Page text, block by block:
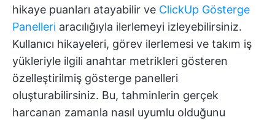
hikaye puanları atayabilir ve ClickUp Gösterge
Panelleri aracılığıyla ilerlemeyi izleyebilirsiniz.
Kullanıcı hikayeleri, görev ilerlemesi ve takım iş
yükleriyle ilgili anahtar metrikleri gösteren
özelleştirilmiş gösterge panelleri
oluşturabilirsiniz. Bu, tahminlerin gerçek
harcanan zamanla nasıl uyumlu olduğunu